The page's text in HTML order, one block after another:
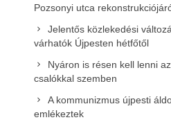
Pozsonyi utca
Jelentős közlekedési
várhatók Újpesten hétfőtől
Nyáron is résen kell lenni
csalókkal szemben
A kommunizmus újpesti
emlékeztek